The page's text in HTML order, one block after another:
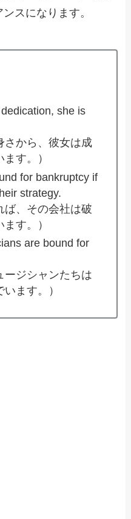
スになります。
she is
さから、彼女は成
す。）
for bankruptcy if
strategy.
ば、その会社は破
す。）
are bound for
ージシャンたちは
ます。）